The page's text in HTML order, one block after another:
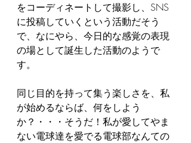
をコーディネートして撮影し、SNS
に投稿していくという活動だそう
で、なにやら、今日的な感覚の表現
の場として誕生した活動のようで
す。
同じ目的を持って集う楽しさを、私
が始めるならば、何をしよう
か？・・・そうだ！私が愛してやま
ない電球達を愛でる電球部なんての